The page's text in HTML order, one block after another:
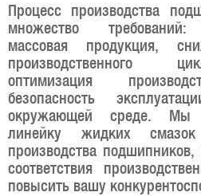
Процесс производства
множество требований:
массовая продукция,
производственного
оптимизация
безопасность
окружающей среде. Мы
линейку жидких
производства
соответствия
повысить вашу